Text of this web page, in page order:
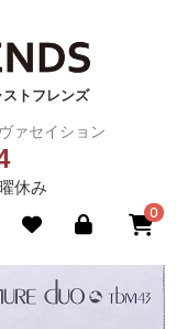
トフレンズ
ァセイション
休み
0